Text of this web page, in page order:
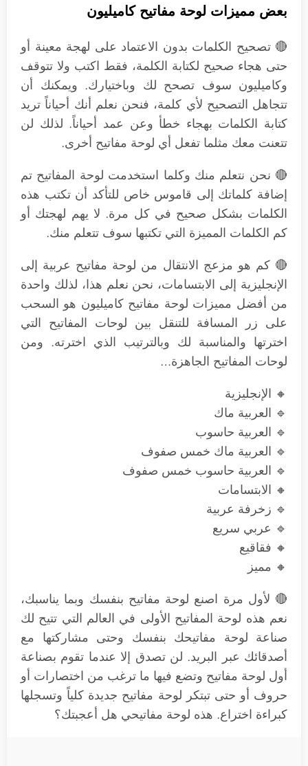
بعض مميزات لوحة مفاتيح كاميليون
🔴 تصحيح الكلمات بدون الاعتماد على لهجة معينة أو
حتى هجاء صحيح لكتابة الكلمة، فقط اكتب ولا تتوقف
وكاميليون سوف تصحح لك وباختيارك. ويمكنك أن
تتجاهل التصحيح لأي كلمة، فنحن نعلم أنك أحياناً تريد
كتابة الكلمات بهجاء خطأ وعن عمد أحياناً. لذلك لن
تتعنت معك مثلما تفعل أي لوحة مفاتيح أخرى.
🔴 نحن نتعلم منك وكلما استخدمت لوحة المفاتيح تم
إضافة كلماتك إلى قاموس خاص للتأكد أن تكتب هذه
الكلمات بشكل صحيح في كل مرة. لا يهم لهجتك أو
كم الكلمات المميزة التي تكتبها سوف تتعلم منك.
🔴 كم هو مزعج الانتقال من لوحة مفاتيح عربية إلى
الإنجليزية إلى الابتسامات، نحن نعلم هذا، لذلك واحدة
من أفضل مميزات لوحة مفاتيح كاميليون هو السحب
على زر المسافة للتنقل بين لوحات المفاتيح التي
اخترتها والمناسبة لك وبالترتيب الذي اخترته. ومن
لوحات المفاتيح الجاهزة…
🔸 الإنجليزية
🔹 العربية ماك
🔹 العربية حاسوب
🔹 العربية ماك خمس صفوف
🔹 العربية حاسوب خمس صفوف
🔸 الابتسامات
🔹 زخرفة عربية
🔹 عربي سريع
🔸 فقاقيع
🔸 مميز
🔴 لأول مرة اصنع لوحة مفاتيح بنفسك وبما يناسبك،
نعم هذه لوحة المفاتيح الأولى في العالم التي تتيح لك
صناعة لوحة مفاتيحك بنفسك وحتى مشاركتها مع
أصدقائك عبر البريد. لن تصدق إلا عندما تقوم بصناعة
أول لوحة مفاتيح وتضع فيها ما ترغب من اختصارات أو
حروف أو حتى تبتكر لوحة مفاتيح جديدة كلياً وتسجلها
كبراءة اختراع. هذه لوحة مفاتيحي هل أعجبتك؟